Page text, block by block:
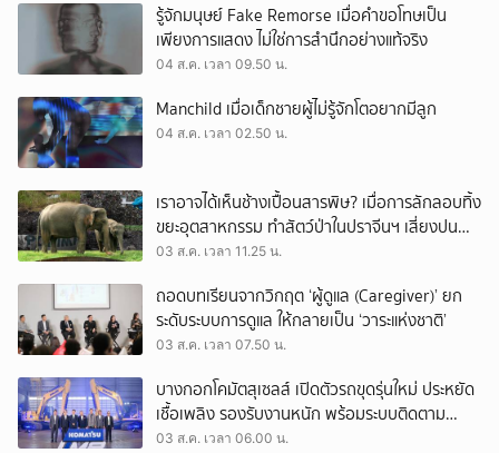
รู้จักมนุษย์ Fake Remorse เมื่อคำขอโทษเป็น
เพียงการแสดง ไม่ใช่การสำนึกอย่างแท้จริง
04 ส.ค. เวลา 09.50 น.
Manchild เมื่อเด็กชายผู้ไม่รู้จักโตอยากมีลูก
04 ส.ค. เวลา 02.50 น.
เราอาจได้เห็นช้างเปื้อนสารพิษ? เมื่อการลักลอบทิ้ง
ขยะอุตสาหกรรม ทำสัตว์ป่าในปราจีนฯ เสี่ยงปน
เปื้อน
03 ส.ค. เวลา 11.25 น.
ถอดบทเรียนจากวิกฤต ‘ผู้ดูแล (Caregiver)’ ยก
ระดับระบบการดูแล ให้กลายเป็น ‘วาระแห่งชาติ’
03 ส.ค. เวลา 07.50 น.
บางกอกโคมัตสุเซลส์ เปิดตัวรถขุดรุ่นใหม่ ประหยัด
เชื้อเพลิง รองรับงานหนัก พร้อมระบบติดตาม
เครื่องจักรผ่านดาวเทียม
03 ส.ค. เวลา 06.00 น.